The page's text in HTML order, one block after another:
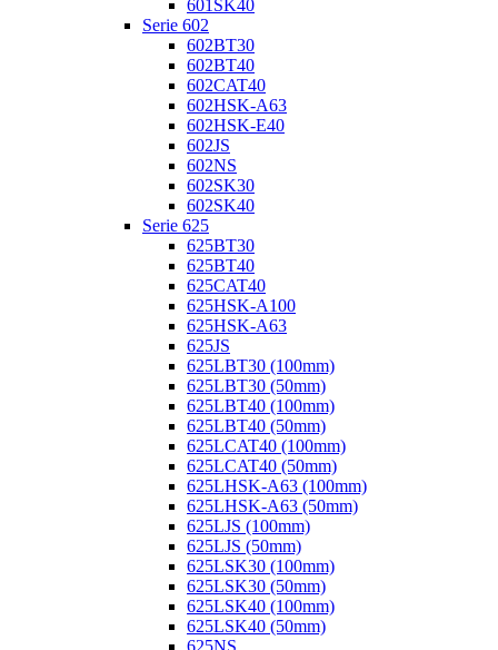
601SK40
Serie 602
602BT30
602BT40
602CAT40
602HSK-A63
602HSK-E40
602JS
602NS
602SK30
602SK40
Serie 625
625BT30
625BT40
625CAT40
625HSK-A100
625HSK-A63
625JS
625LBT30 (100mm)
625LBT30 (50mm)
625LBT40 (100mm)
625LBT40 (50mm)
625LCAT40 (100mm)
625LCAT40 (50mm)
625LHSK-A63 (100mm)
625LHSK-A63 (50mm)
625LJS (100mm)
625LJS (50mm)
625LSK30 (100mm)
625LSK30 (50mm)
625LSK40 (100mm)
625LSK40 (50mm)
625NS